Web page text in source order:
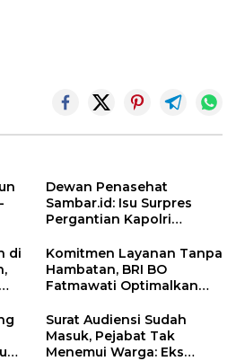
Dewan Penasehat
Sambar.id: Isu Surpres
Pergantian Kapolri
Kewenangan Mutlak di
Tangan Presiden
di
Komitmen Layanan Tanpa
Hambatan, BRI BO
Fatmawati Optimalkan
Setiap Lini
Surat Audiensi Sudah
Masuk, Pejabat Tak
Menemui Warga: Eks